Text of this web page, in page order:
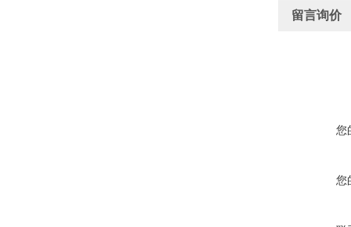
留言询价
您
您